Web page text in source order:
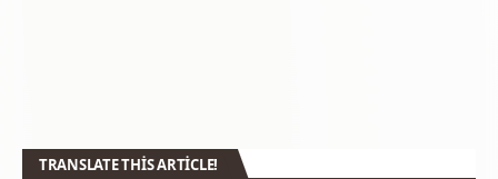
TRANSLATE THIS ARTICLE!